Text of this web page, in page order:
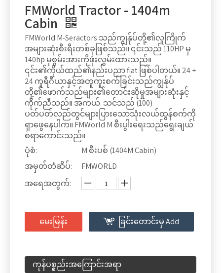
FMWorld Tractor - 1404m
Cabin
FMWorld M-Seractors သည်ကျွန်ုပ်တို့၏လူကြိုက်
အများဆုံးစီးရီးတစ်ခုဖြစ်သည်။ ၎င်းသည် 110HP မှ
140hp မှစွမ်းအားကိုဖုံးလွှမ်းထားသည်။
၎င်း၏ကိုယ်ထည်၏နည်းပညာ fiat ဖြစ်ပါတယ်။ 24 +
24 ကူရီဂီယာနှင့်အတူကူးစက်ခြင်းသည်ကျွန်ုပ်
တို့၏ဖောက်သည်များ၏တောင်းဆိုမှုအများဆုံးနှင့်
ကိုက်ညီသည်။ အကယ်. သင်သည် (100)
ပတ်ပတ်လည်တွင်များပြားသောသုံးလယ်ထွန်စက်ကို
ရှာဖွေနေပါက။ FMWorld M စီးပွါးရေးသည်ရွေးချယ်
စရာကောင်းသည်။
ပုံစံ:
M စီးပစ် (1404M Cabin)
အမှတ်တံဆိပ်:
FMWORLD
အရေအတွက်:
မေးမြန်း ခြင်းတောင်းမှ Add
ကုန်ပစ္စည်းအကြောင်းအရာ